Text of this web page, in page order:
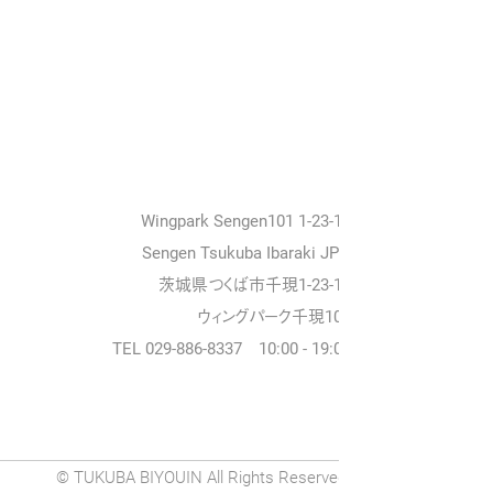
Wingpark Sengen101 1-23-18
Sengen Tsukuba Ibaraki JPN
茨城県つくば市千現1-23-18
ウィングパーク千現101
TEL 029-886-8337 10:00 - 19:00
© TUKUBA BIYOUIN All Rights Reserved.